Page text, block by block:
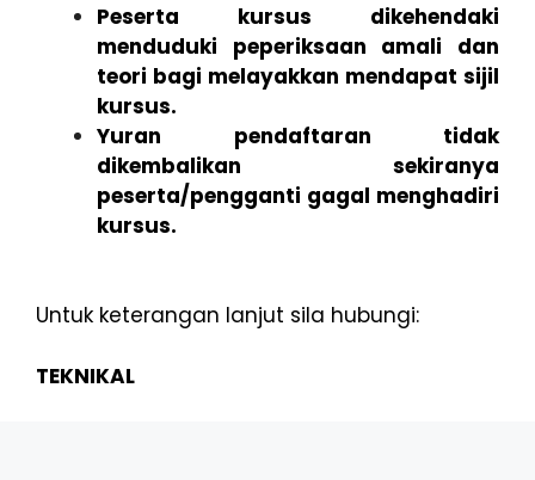
Peserta kursus dikehendaki
menduduki peperiksaan amali dan
teori bagi melayakkan mendapat sijil
kursus.
Yuran pendaftaran tidak
dikembalikan sekiranya
peserta/pengganti gagal menghadiri
kursus.
Untuk keterangan lanjut sila hubungi:
TEKNIKAL